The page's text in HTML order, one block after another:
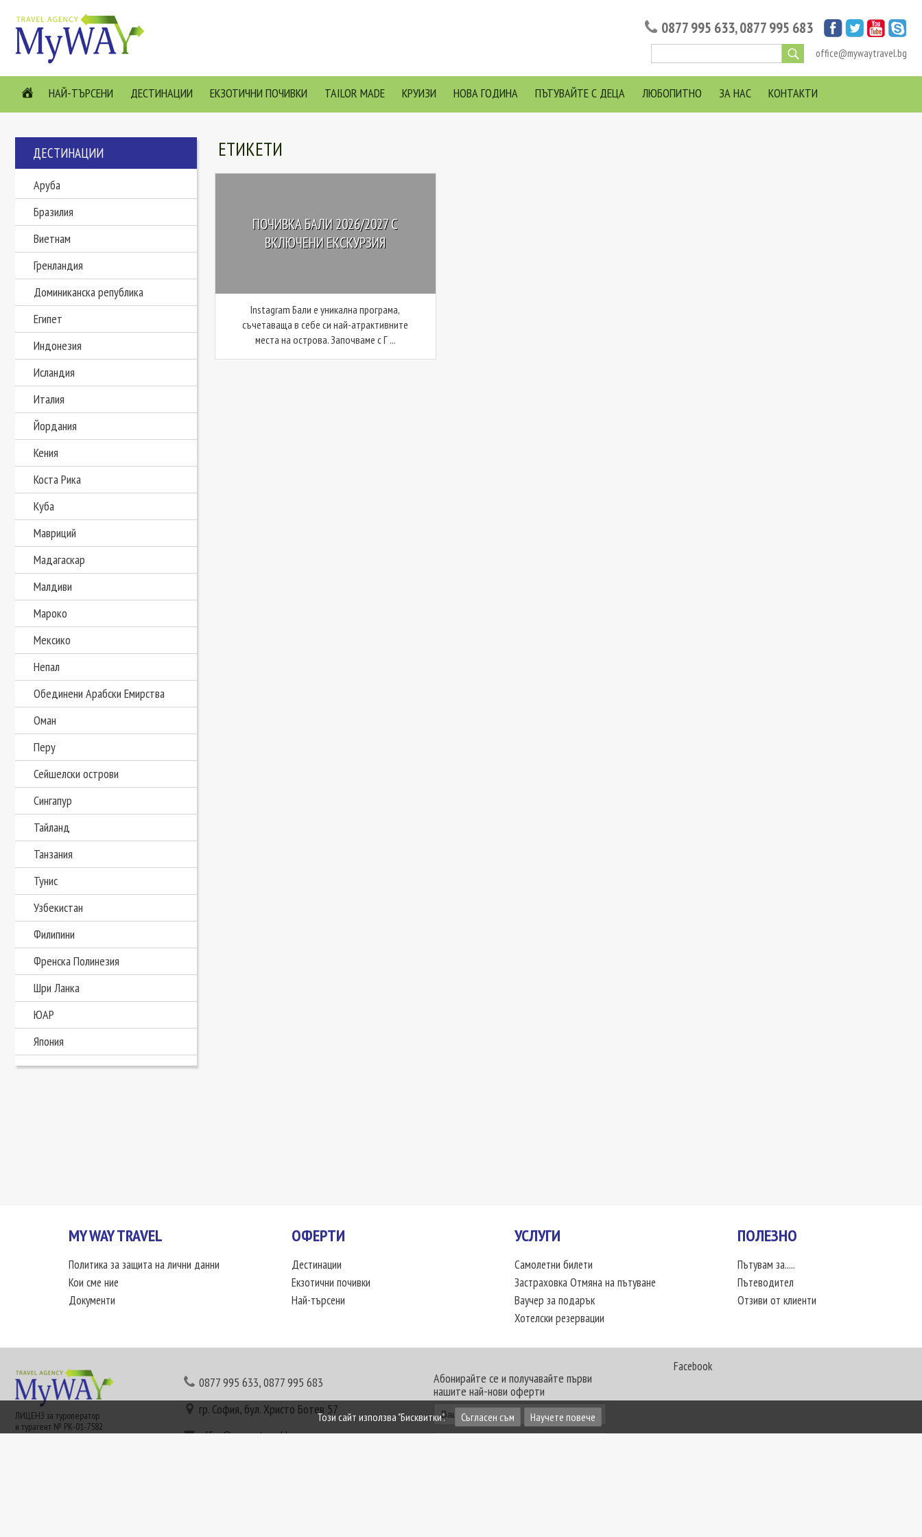
0877 995 633,0877 995 683
office@mywaytravel.bg
НАЙ-ТЪРСЕНИ ДЕСТИНАЦИИ ЕКЗОТИЧНИ ПОЧИВКИ TAILOR MADE КРУИЗИ НОВА ГОДИНА ПЪТУВАЙТЕ С ДЕЦА ЛЮБОПИТНО ЗА НАС КОНТАКТИ
ДЕСТИНАЦИИ
Аруба
Бразилия
Виетнам
Гренландия
Доминиканска република
Египет
Индонезия
Исландия
Италия
Йордания
Кения
Коста Рика
Куба
Мавриций
Мадагаскар
Малдиви
Мароко
Мексико
Непал
Обединени Арабски Емирства
Оман
Перу
Сейшелски острови
Сингапур
Тайланд
Танзания
Тунис
Узбекистан
Филипини
Френска Полинезия
Шри Ланка
ЮАР
Япония
ЕТИКЕТИ
ПОЧИВКА БАЛИ 2026/2027 С
ВКЛЮЧЕНИ ЕКСКУРЗИЯ
Instagram Бали е уникална програма,
съчетаваща в себе си най-атрактивните
места на острова. Започваме с Г ...
MY WAY TRAVEL
Политика за защита на лични данни
Кои сме ние
Документи
ОФЕРТИ
Дестинации
Екзотични почивки
Най-търсени
УСЛУГИ
Самолетни билети
Застраховка Отмяна на пътуване
Ваучер за подарък
Хотелски резервации
ПОЛЕЗНО
Пътувам за.....
Пътеводител
Отзиви от клиенти
ЛИЦЕНЗ за туроператор
и турагент № РК-01-7582
0877 995 633,0877 995 683
гр. София, бул. Христо Ботев 57
office@mywaytravel.bg
Абонирайте се и получавайте първи
нашите най-нови оферти
Facebook
Този сайт използва "Бисквитки". Съгласен съм Научете повече